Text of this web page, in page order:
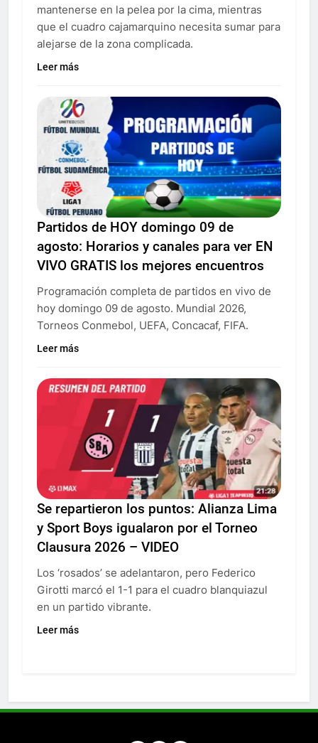
mantenerse en la pelea por la cima, mientras
que el cuadro cajamarquino necesita sumar para
alejarse de la zona complicada.
Leer más
Partidos de HOY domingo 09 de
agosto: Horarios y canales para ver EN
VIVO GRATIS los mejores encuentros
Programación completa de partidos en vivo de
hoy domingo 09 de agosto. Mundial 2026,
Torneos Conmebol, UEFA, Concacaf, FIFA.
Leer más
Se repartieron los puntos: Alianza Lima
y Sport Boys igualaron por el Torneo
Clausura 2026 – VIDEO
Los ‘rosados’ se adelantaron, pero Federico
Girotti marcó el 1-1 para el cuadro blanquiazul
en un partido vibrante.
Leer más